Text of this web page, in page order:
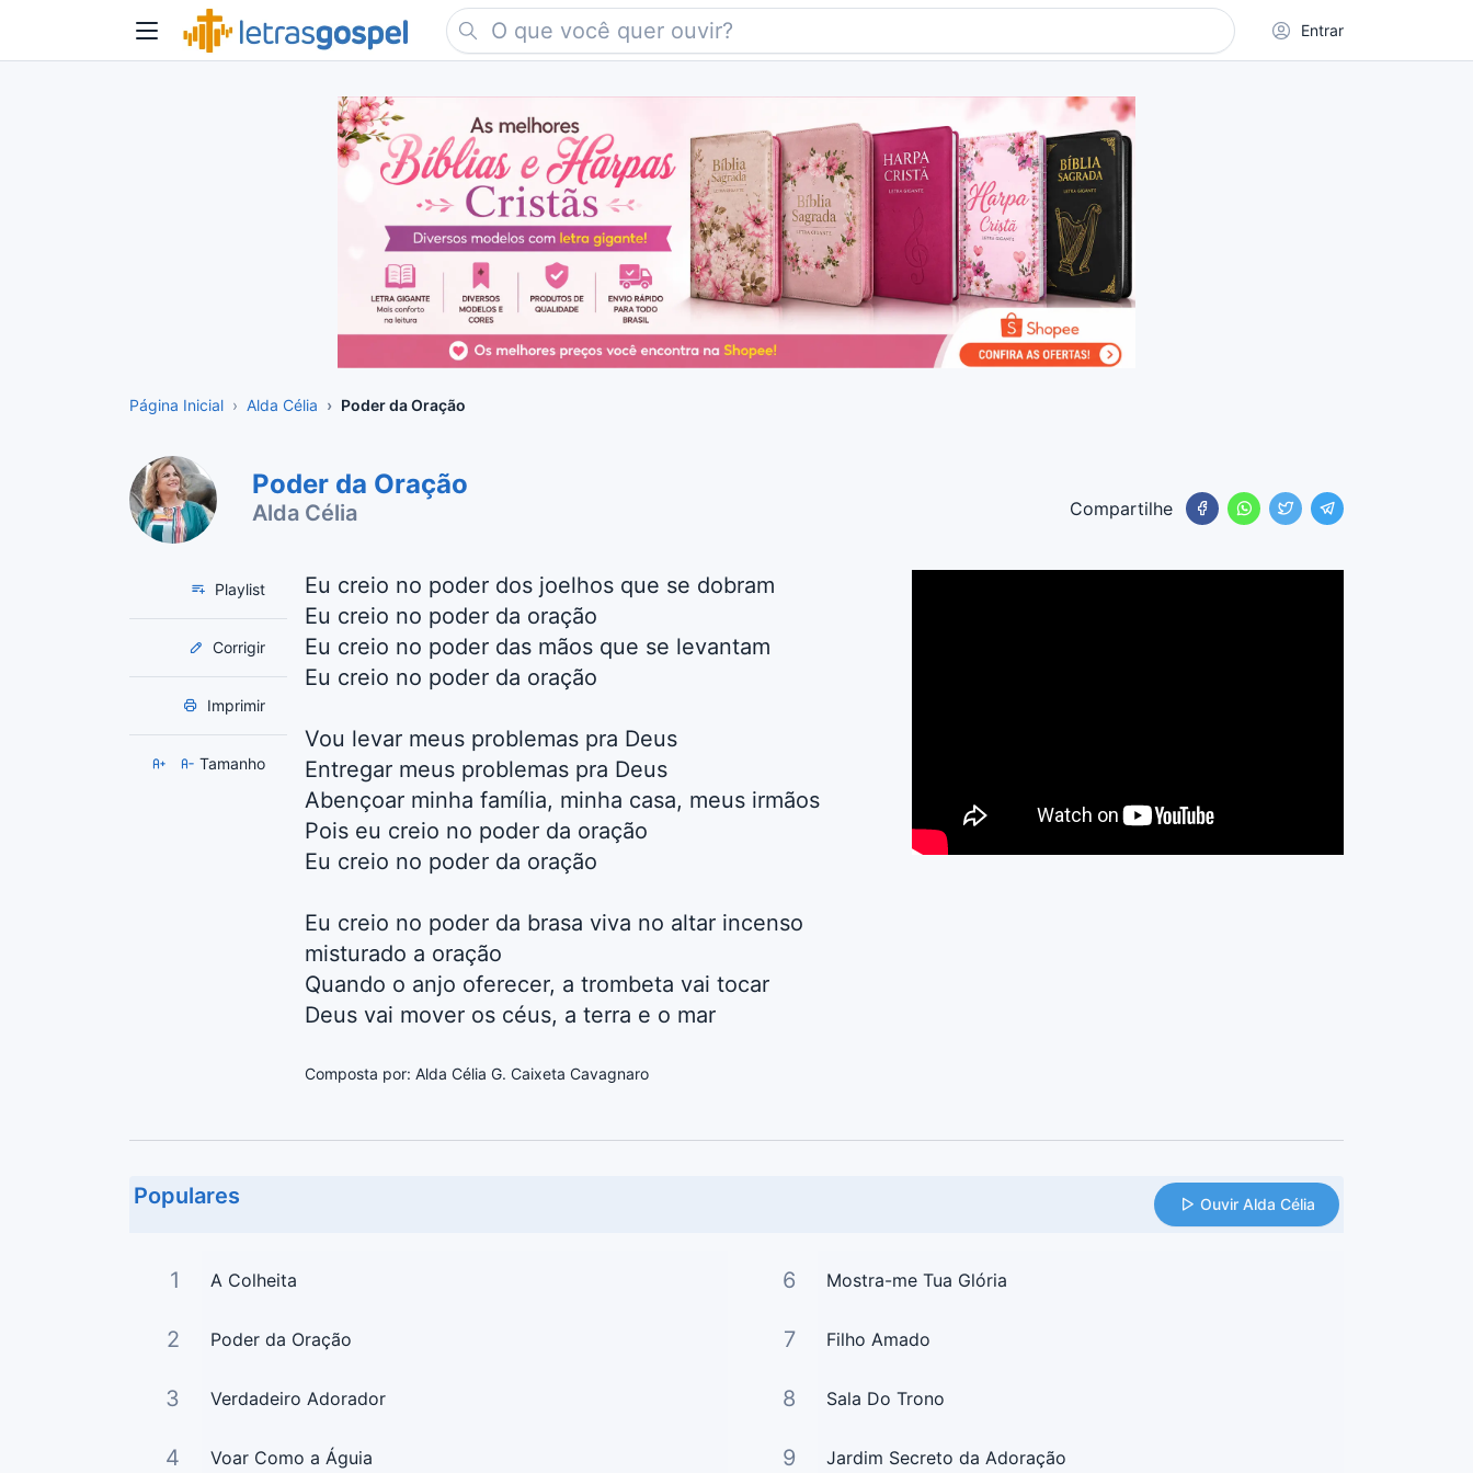
Entrar
Página Inicial Alda Célia Poder da Oração
Poder da Oração
Alda Célia Compartilhe
Playlist
Corrigir
Imprimir
Tamanho
Eu creio no poder dos joelhos que se dobram
Eu creio no poder da oração
Eu creio no poder das mãos que se levantam
Eu creio no poder da oração
Vou levar meus problemas pra Deus
Entregar meus problemas pra Deus
Abençoar minha família, minha casa, meus irmãos
Pois eu creio no poder da oração
Eu creio no poder da oração
Eu creio no poder da brasa viva no altar incenso
misturado a oração
Quando o anjo oferecer, a trombeta vai tocar
Deus vai mover os céus, a terra e o mar
Composta por: Alda Célia G. Caixeta Cavagnaro
Populares Ouvir Alda Célia
1 A Colheita
2 Poder da Oração
3 Verdadeiro Adorador
4 Voar Como a Águia
6 Mostra-me Tua Glória
7 Filho Amado
8 Sala Do Trono
9 Jardim Secreto da Adoração